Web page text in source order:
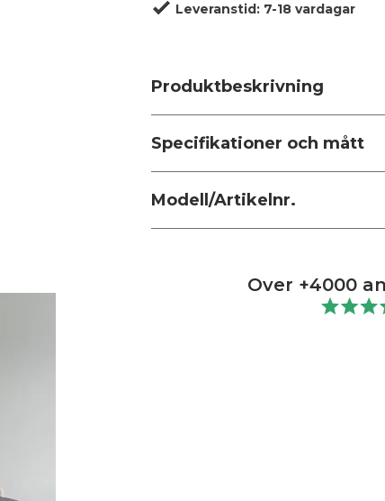
Leveranstid: 7-18 vardagar
Produktbeskrivning
Specifikationer och mått
Modell/Artikelnr.
Over +4000